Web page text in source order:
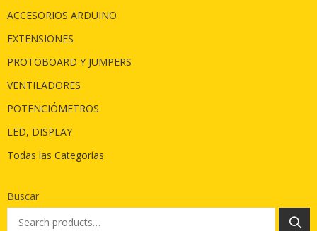
ACCESORIOS ARDUINO
EXTENSIONES
PROTOBOARD Y JUMPERS
VENTILADORES
POTENCIÓMETROS
LED, DISPLAY
Todas las Categorías
Buscar